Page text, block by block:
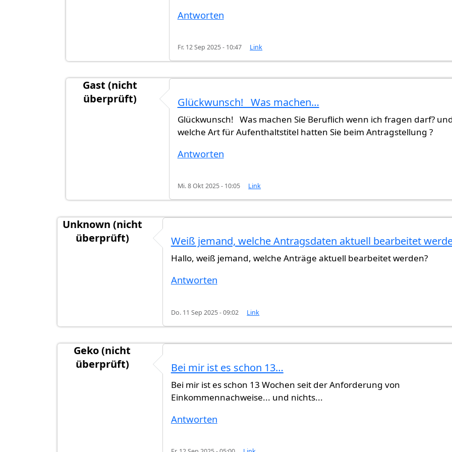
Antworten
Fr. 12 Sep 2025 - 10:47 Link
Gast (nicht
überprüft)
Antra bewilligtvonNito (nicht überprüft)
Glückwunsch! Was machen…
Glückwunsch! Was machen Sie Beruflich wenn ich fragen darf?
welche Art für Aufenthaltstitel hatten Sie beim Antragstellung ?
Antworten
Mi. 8 Okt 2025 - 10:05 Link
Unknown (nicht
überprüft)
Weiß jemand, welche Antragsdaten aktuell bearbeitet
Hallo, weiß jemand, welche Anträge aktuell bearbeitet werden?
Antworten
Do. 11 Sep 2025 - 09:02 Link
Geko (nicht
überprüft)
Bei mir ist es schon 13…
Bei mir ist es schon 13 Wochen seit der Anforderung von
Einkommennachweise... und nichts...
Antworten